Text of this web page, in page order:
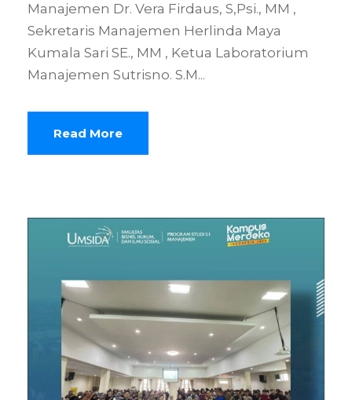
Manajemen Dr. Vera Firdaus, S,Psi., MM ,
Sekretaris Manajemen Herlinda Maya
Kumala Sari SE., MM , Ketua Laboratorium
Manajemen Sutrisno. S.M...
Read More